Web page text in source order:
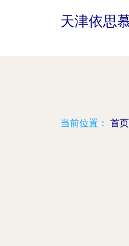
天津依思
当前位置： 首页